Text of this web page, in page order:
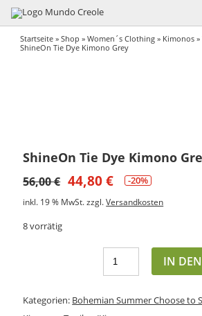
Startseite »Shop »Women´s Clothing » Kimonos »
ShineOn Tie Dye Kimono Grey
ShineOn Tie Dye Kimono
56,00€ 44,80€ -20%
inkl. 19 % MwSt. zzgl.Versandkosten
8 vorrätig
IN
Kategorien: Bohemian Summer Choose to